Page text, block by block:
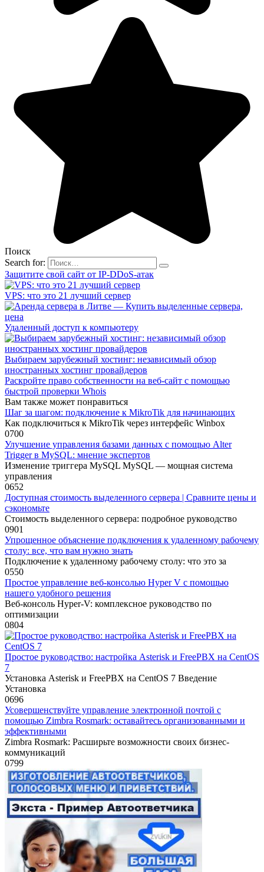
Поиск
Search for:
Защитите свой сайт от IP-DDoS-атак
VPS: что это 21 лучший сервер
Удаленный доступ к компьютеру
Выбираем зарубежный хостинг: независимый обзор
иностранных хостинг провайдеров
Раскройте право собственности на веб-сайт с помощью
быстрой проверки Whois
Вам также может понравиться
Шаг за шагом: подключение к MikroTik для начинающих
Как подключиться к MikroTik через интерфейс Winbox
0700
Улучшение управления базами данных с помощью Alter
Trigger в MySQL: мнение экспертов
Изменение триггера MySQL MySQL — мощная система
управления
0652
Доступная стоимость выделенного сервера | Сравните цены и
сэкономьте
Стоимость выделенного сервера: подробное руководство
0901
Упрощенное объяснение подключения к удаленному рабочему
столу: все, что вам нужно знать
Подключение к удаленному рабочему столу: что это за
0550
Простое управление веб-консолью Hyper V с помощью
нашего удобного решения
Веб-консоль Hyper-V: комплексное руководство по
оптимизации
0804
Простое руководство: настройка Asterisk и FreePBX на CentOS
7
Установка Asterisk и FreePBX на CentOS 7 Введение
Установка
0696
Усовершенствуйте управление электронной почтой с
помощью Zimbra Rosmark: оставайтесь организованными и
эффективными
Zimbra Rosmark: Расширьте возможности своих бизнес-
коммуникаций
0799